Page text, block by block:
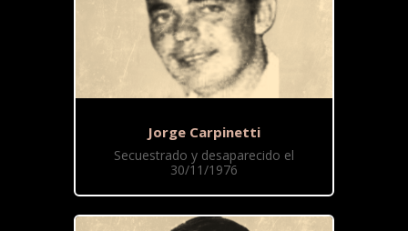
Jorge Carpinetti
Secuestrado y desaparecido el
30/11/1976